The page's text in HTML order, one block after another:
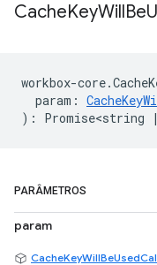
CacheKeyWillBe
workbox-core.
param :
) : Promise<string |
PARÂMETROS
param